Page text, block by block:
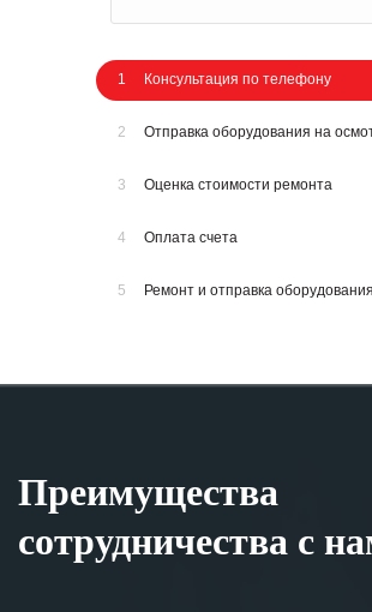
1 Консультация по телефону
2 Отправка оборудования на
3 Оценка стоимости ремонта
4 Оплата счета
5 Ремонт и отправка оборудования
Преимущества
сотрудничества с